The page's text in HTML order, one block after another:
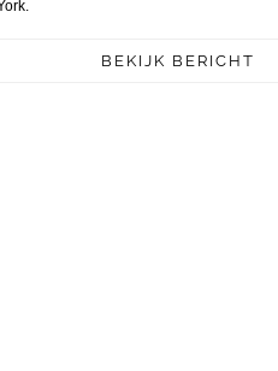
BEKIJK BERICHT